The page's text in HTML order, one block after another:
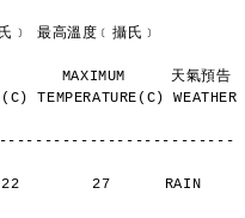
低溫度﹝攝氏﹞ 最高溫度﹝攝氏﹞
MINIMUM       MAXIMUM     天氣預告
WEATHER
27      RAIN